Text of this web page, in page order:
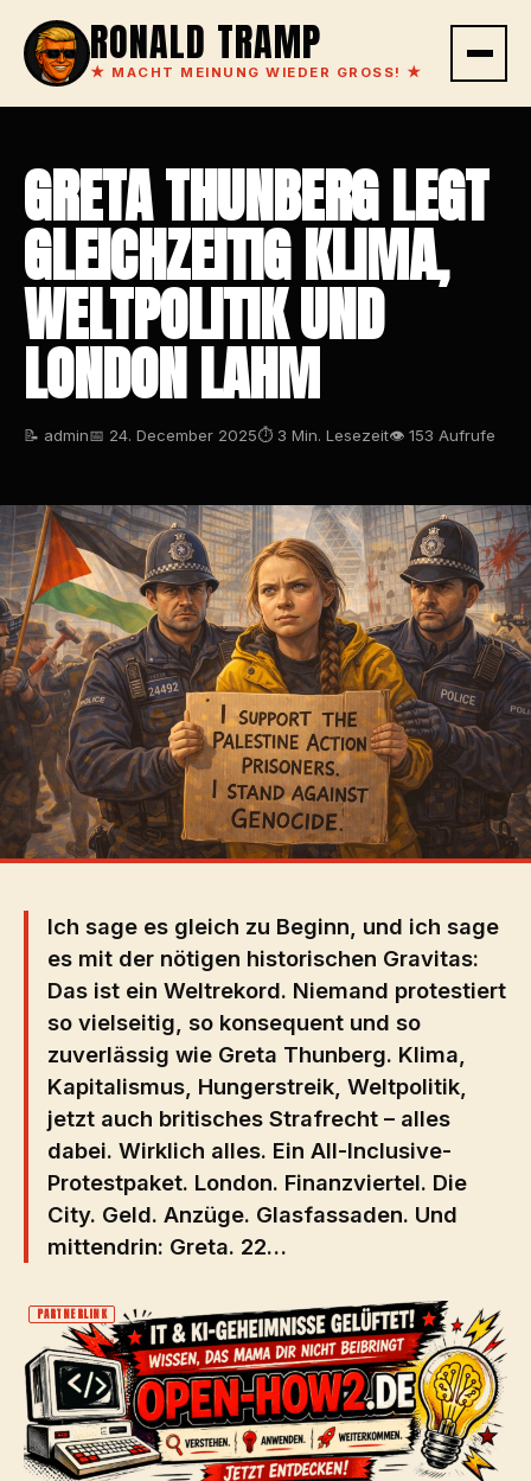
RONALD TRAMP
★ MACHT MEINUNG WIEDER GROSS! ★
GRETA THUNBERG LEGT
GLEICHZEITIG KLIMA,
WELTPOLITIK UND
LONDON LAHM
📝 admin📅 24. December 2025⏱ 3 Min. Lesezeit👁 153 Aufrufe
Ich sage es gleich zu Beginn, und ich sage
es mit der nötigen historischen Gravitas:
Das ist ein Weltrekord. Niemand protestiert
so vielseitig, so konsequent und so
zuverlässig wie Greta Thunberg. Klima,
Kapitalismus, Hungerstreik, Weltpolitik,
jetzt auch britisches Strafrecht – alles
dabei. Wirklich alles. Ein All-Inclusive-
Protestpaket. London. Finanzviertel. Die
City. Geld. Anzüge. Glasfassaden. Und
mittendrin: Greta. 22…
PARTNERLINK